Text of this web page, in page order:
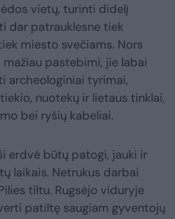
vietų, turinti didelį
dar patrauklesne tiek
miesto svečiams. Nors
pastebimi, jie labai
archeologiniai tyrimai,
nuotekų ir lietaus tinklai,
bei ryšių kabeliai.
erdvė būtų patogi, jauki ir
laikais. Netrukus darbai
tiltu. Rugsėjo viduryje
patiltę saugiam gyventojų